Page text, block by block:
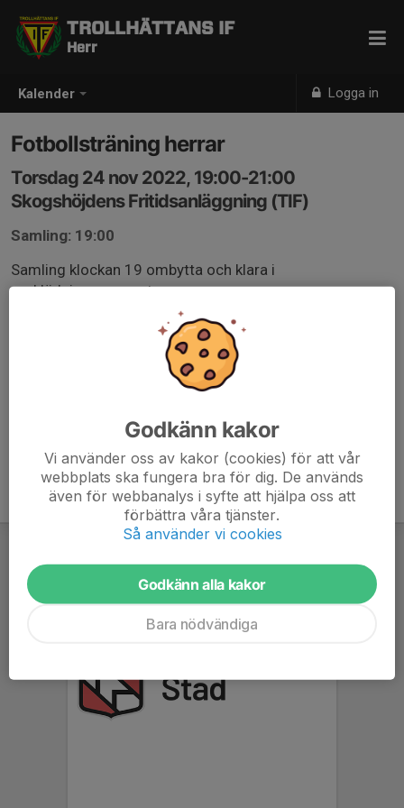
Kalender Logga in
TROLLHÄTTANS IF
Herr
Fotbollsträning herrar
Torsdag 24 nov 2022, 19:00-21:00
Skogshöjdens Fritidsanläggning (TIF)
Samling: 19:00
Samling klockan 19 ombytta och klara i
omklädningsrummet
Godkänn kakor
Vi använder oss av kakor (cookies) för att vår
webbplats ska fungera bra för dig. De används
även för webbanalys i syfte att hjälpa oss att
förbättra våra tjänster.
Så använder vi cookies
Godkänn alla kakor
Bara nödvändiga